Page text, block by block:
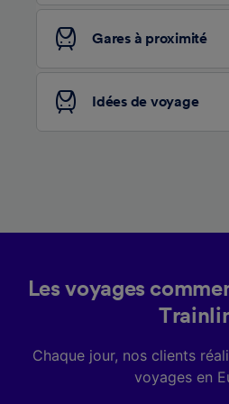
Gares à proximité
Idées de voyage
Les voyages
Chaque jour, nos clients
voyages en
Liste de nos partenaires